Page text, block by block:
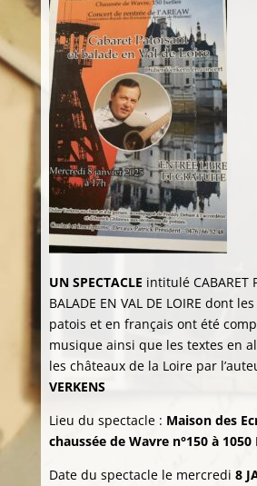
UN SPECTACLE intitulé CABARET
BALADE EN VAL DE LOIRE dont
patois et en français ont été
musique ainsi que les textes en
les châteaux de la Loire par
VERKENS
Lieu du spectacle : Maison des
chaussée de Wavre n°150 à
Date du spectacle le mercredi 8